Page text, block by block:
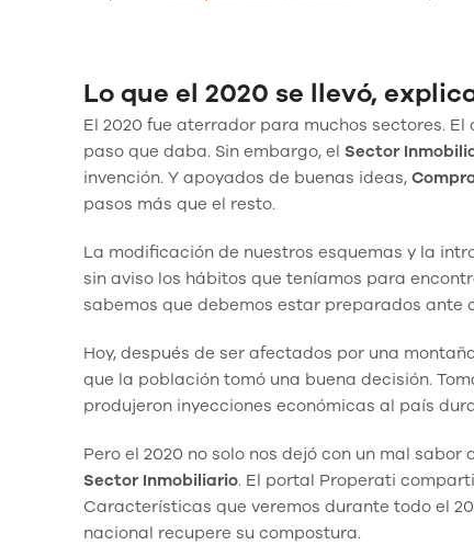
Lo que el 2020 se llevó,
El 2020 fue aterrador para muchos sectores.
paso que daba. Sin embargo, el Sector
invención. Y apoyados de buenas ideas,
pasos más que el resto.
La modificación de nuestros esquemas y la
sin aviso los hábitos que teníamos para
sabemos que debemos estar preparados ante
Hoy, después de ser afectados por una
que la población tomó una buena decisión.
produjeron inyecciones económicas al país
Pero el 2020 no solo nos dejó con un mal
Sector Inmobiliario. El portal Properati
Características que veremos durante todo el
nacional recupere su compostura.